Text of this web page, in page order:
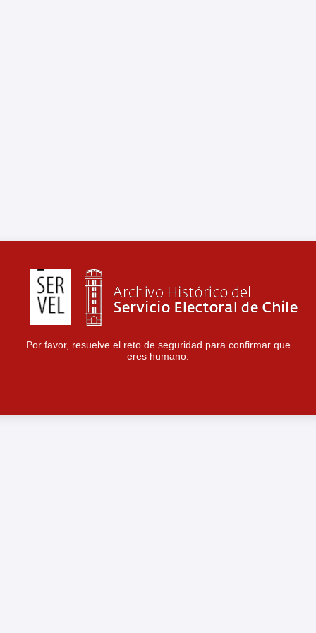
Por favor, resuelve el reto de seguridad para confirmar que
eres humano.